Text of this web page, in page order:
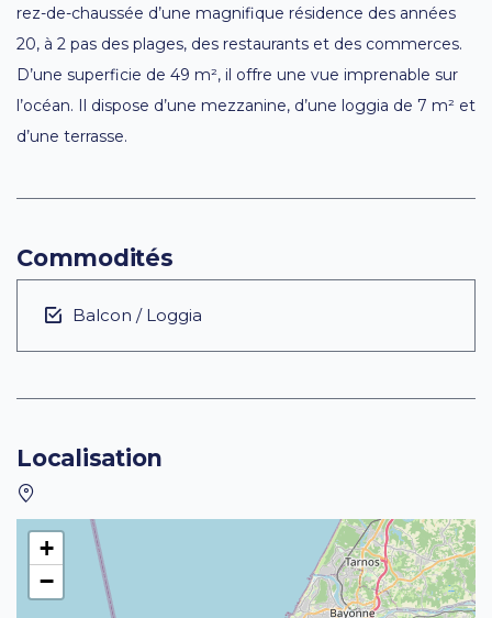
rez-de-chaussée d’une magnifique résidence des années
20, à 2 pas des plages, des restaurants et des commerces.
D’une superficie de 49 m², il offre une vue imprenable sur
l’océan. Il dispose d’une mezzanine, d’une loggia de 7 m² et
d’une terrasse.
Commodités
Balcon / Loggia
Localisation
+
−